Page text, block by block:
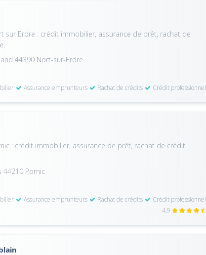
sur Erdre : crédit immobilier, assurance de prêt, rachat de
44390 Nort-sur-Erdre
Assurance emprunteurs Rachat de crédits Crédit professionnel
: crédit immobilier, assurance de prêt, rachat de crédit.
44210 Pornic
Assurance emprunteurs Rachat de crédits
Crédit professionnel
4,9